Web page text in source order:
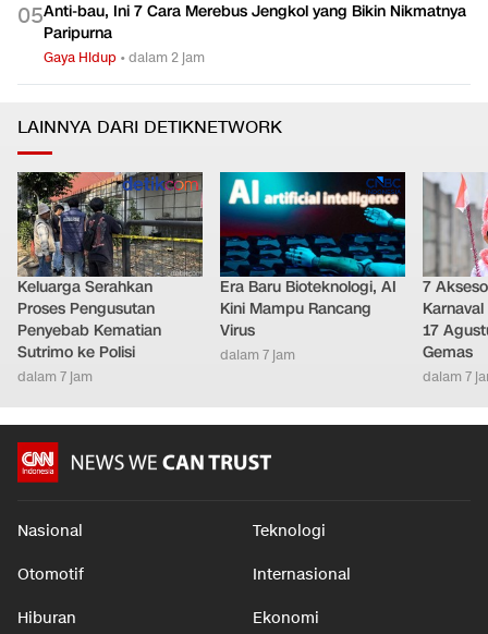
05Anti-bau, Ini 7 Cara Merebus Jengkol yang Bikin Nikmatnya
Paripurna
Gaya Hidup •dalam 2 jam
LAINNYA DARI DETIKNETWORK
Keluarga Serahkan
Proses Pengusutan
Penyebab Kematian
Sutrimo ke Polisi
dalam 7 jam
Era Baru Bioteknologi, AI
Kini Mampu Rancang
Virus
dalam 7 jam
7
17
Gemas
dalam 7
Nasional Teknologi
Otomotif Internasional
Hiburan Ekonomi